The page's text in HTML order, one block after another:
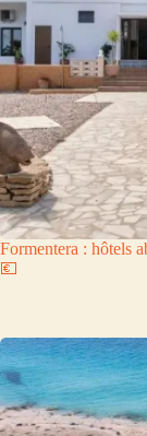
Formentera : hôtels
💶